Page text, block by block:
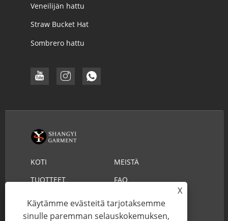
Veneilijän hattu
Straw Bucket Hat
Sombrero hattu
KOTI
MEISTÄ
TUOTTEET
FAQ
LÄHETÄ KYSELY
OTA YHTEYTTÄ
X
Käytämme evästeitä tarjotaksemme
sinulle paremman selauskokemuksen,